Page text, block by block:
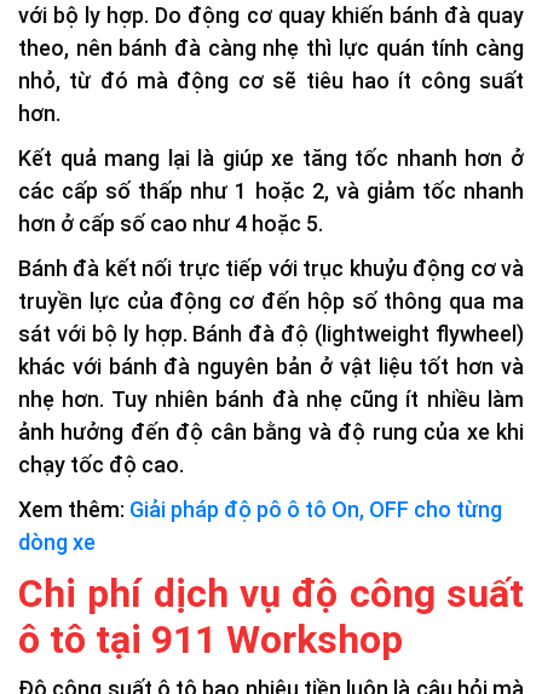
với bộ ly hợp. Do động cơ quay khiến bánh đà quay
theo, nên bánh đà càng nhẹ thì lực quán tính càng
nhỏ, từ đó mà động cơ sẽ tiêu hao ít công suất
hơn.
Kết quả mang lại là giúp xe tăng tốc nhanh hơn ở
các cấp số thấp như 1 hoặc 2, và giảm tốc nhanh
hơn ở cấp số cao như 4 hoặc 5.
Bánh đà kết nối trực tiếp với trục khuỷu động cơ và
truyền lực của động cơ đến hộp số thông qua ma
sát với bộ ly hợp. Bánh đà độ (lightweight flywheel)
khác với bánh đà nguyên bản ở vật liệu tốt hơn và
nhẹ hơn. Tuy nhiên bánh đà nhẹ cũng ít nhiều làm
ảnh hưởng đến độ cân bằng và độ rung của xe khi
chạy tốc độ cao.
Xem thêm: Giải pháp độ pô ô tô On, OFF cho từng
dòng xe
Chi phí dịch vụ độ công suất
ô tô tại 911 Workshop
Độ công suất ô tô bao nhiêu tiền luôn là câu hỏi mà